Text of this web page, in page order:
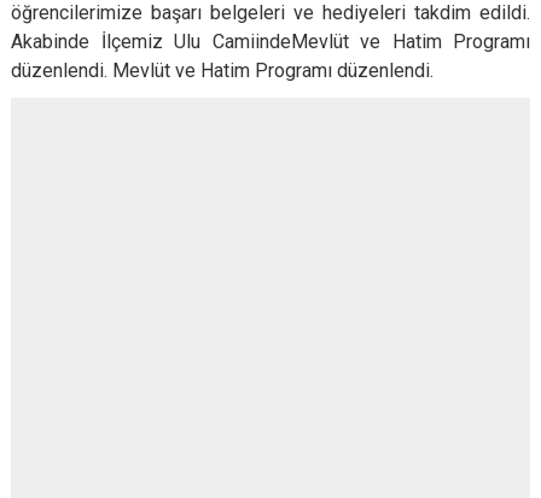
öğrencilerimize başarı belgeleri ve hediyeleri takdim edildi.
Akabinde İlçemiz Ulu CamiindeMevlüt ve Hatim Programı
düzenlendi. Mevlüt ve Hatim Programı düzenlendi.